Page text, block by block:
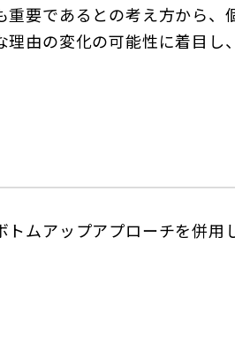
要であるとの考え方から
由の変化の可能性に着目し
トムアップアプローチを併